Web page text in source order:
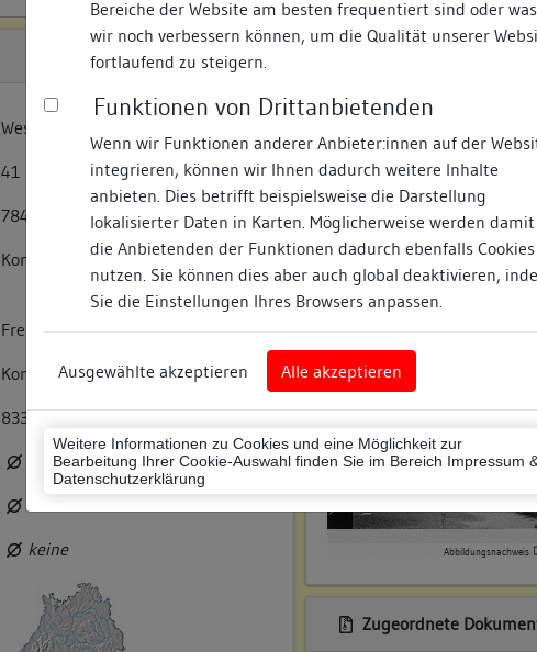
Bereiche der Website am besten frequentiert sind oder was
wir noch verbessern können, um die Qualität unserer
fortlaufend zu steigern.
Funktionen von Drittanbietenden
Wenn wir Funktionen anderer Anbieter:innen auf der
integrieren, können wir Ihnen dadurch weitere Inhalte
anbieten. Dies betrifft beispielsweise die Darstellung
lokalisierter Daten in Karten. Möglicherweise werden damit
die Anbietenden der Funktionen dadurch ebenfalls Cookies
nutzen. Sie können dies aber auch global deaktivieren,
Sie die Einstellungen Ihres Browsers anpassen.
Ausgewählte akzeptieren Alle akzeptieren
Weitere Informationen zu Cookies und eine Möglichkeit zur
Bearbeitung Ihrer Cookie-Auswahl finden Sie im Bereich Impressum
Datenschutzerklärung
Wessenbergstraße
41
78426
Konstanz
Freiburg
Konstanz (Landkreis)
8335043012
keine
keiner
keine
Abbildungsnachweis
Zugeordnete